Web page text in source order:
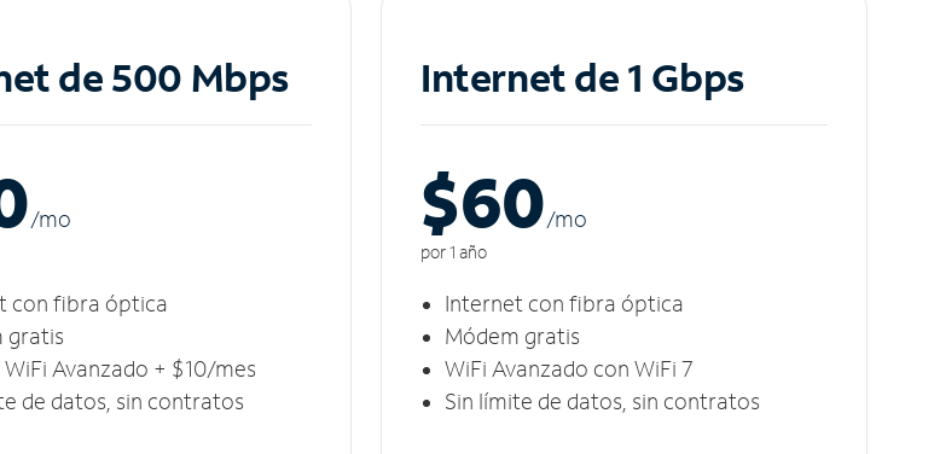
de 500 Mbps
/mo
con fibra óptica
gratis
Avanzado + $10/mes
de datos, sin contratos
Internet de 1 Gbps
$60/mo
por 1 año
Internet con fibra óptica
Módem gratis
WiFi Avanzado con WiFi 7
Sin límite de datos, sin contratos